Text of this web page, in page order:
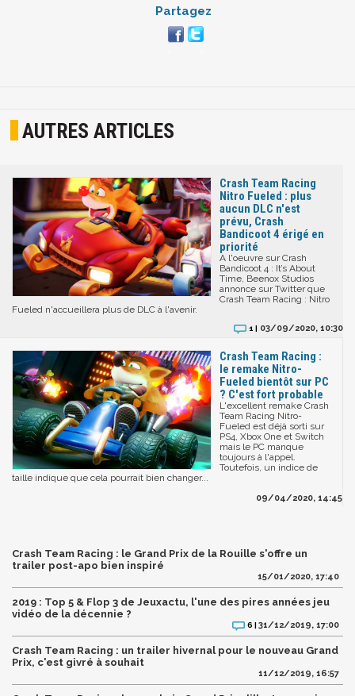
Partagez
AUTRES ARTICLES
Crash Team Racing
Nitro Fueled : plus
aucun DLC n'est
prévu, Crash
Bandicoot 4 érigé en
priorité
A l'oeuvre sur Crash
Bandicoot 4 : It’s About
Time, Beenox Studios
annonce sur Twitter que
Crash Team Racing : Nitro
Fueled n'accueillera plus de DLC à l'avenir.
1 | 03/09/2020, 10:30
Crash Team Racing :
le remake Nitro-
Fueled bientôt sur PC
? C'est fort probable
L'excellent remake Crash
Team Racing Nitro-
Fueled est déjà sorti sur
PS4, Xbox One et Switch
mais le PC manque
toujours à l'appel.
Toutefois, un indice de
taille indique que cela pourrait bien changer...
09/04/2020, 14:45
Crash Team Racing : le Grand Prix de la Rouille s'offre un
trailer post-apo bien inspiré
15/01/2020, 17:40
2019 : Top 5 & Flop 3 de Jeuxactu, l'une des pires années jeu
vidéo de la décennie ?
6 |31/12/2019, 17:00
Crash Team Racing : un trailer hivernal pour le nouveau Grand
Prix, c'est givré à souhait
11/12/2019, 16:57